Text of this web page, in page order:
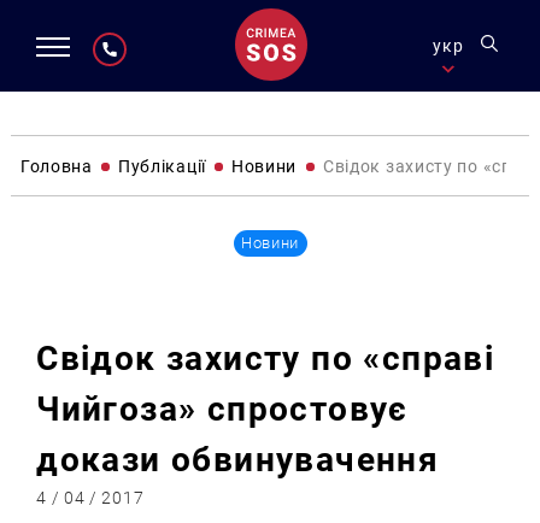
укр
Головна Публікації Новини Свідок захисту по
Новини
Свідок захисту по «справі
Чийгоза» спростовує
докази обвинувачення
4 / 04 / 2017